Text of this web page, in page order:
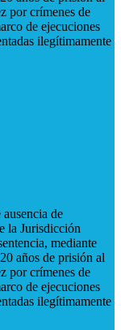
por crímenes de
de ejecuciones
ilegítimamente
de
la Jurisdicción
mediante
años de prisión al
por crímenes de
de ejecuciones
ilegítimamente